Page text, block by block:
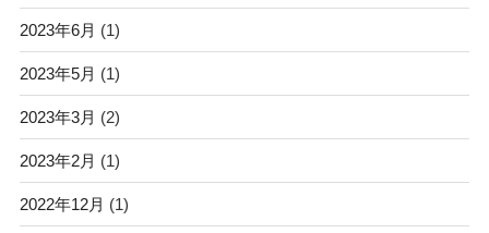
2023年6月 (1)
2023年5月 (1)
2023年3月 (2)
2023年2月 (1)
2022年12月 (1)